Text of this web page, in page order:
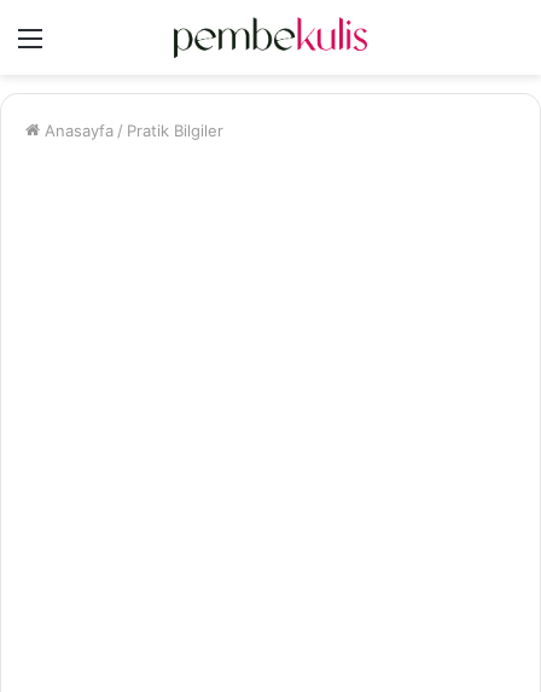
Menü
Anasayfa / Pratik Bilgiler